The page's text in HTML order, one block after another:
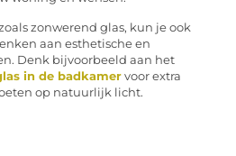
zonwerend glas, kun je ook
aan esthetische en
Denk bijvoorbeeld aan het
in de badkamervoor extra
op natuurlijk licht.